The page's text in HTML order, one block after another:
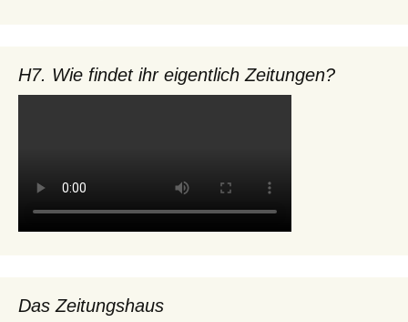
H7. Wie findet ihr eigentlich Zeitungen?
Das Zeitungshaus